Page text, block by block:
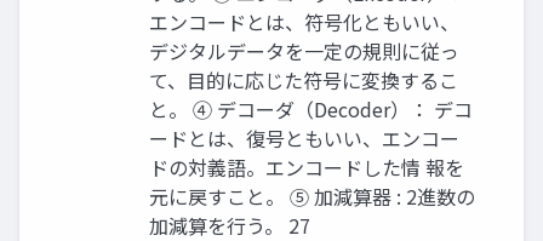
エンコードとは、符号化ともいい、
デジタルデータを一定の規則に従っ
て、目的に応じた符号に変換するこ
と。 ④ デコーダ（Decoder）： デコ
ードとは、復号ともいい、エンコー
ドの対義語。エンコードした情 報を
元に戻すこと。 ⑤ 加減算器 : 2進数の
加減算を行う。 27